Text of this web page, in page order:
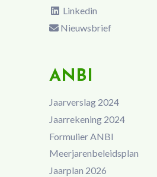
Linkedin
Nieuwsbrief
ANBI
Jaarverslag 2024
Jaarrekening 2024
Formulier ANBI
Meerjarenbeleidsplan
Jaarplan 2026